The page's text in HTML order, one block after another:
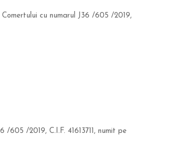
cu numarul J36 /605 /2019,
605 /2019, C.I.F. 41613711, numit pe